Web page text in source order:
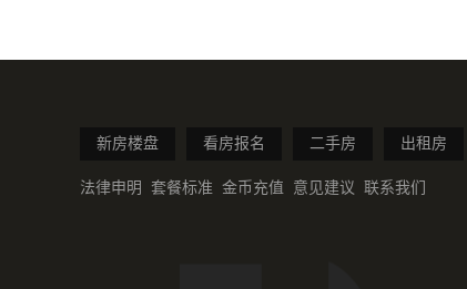
新房楼盘 看房报名 二手房 出租房
法律申明 套餐标准 金币充值 意见建议 联系我们